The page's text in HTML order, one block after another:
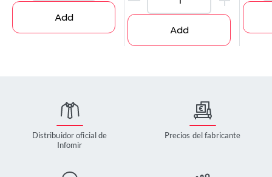
Add
Add
Distribuidor oficial de
Infomir
Precios del fabricante